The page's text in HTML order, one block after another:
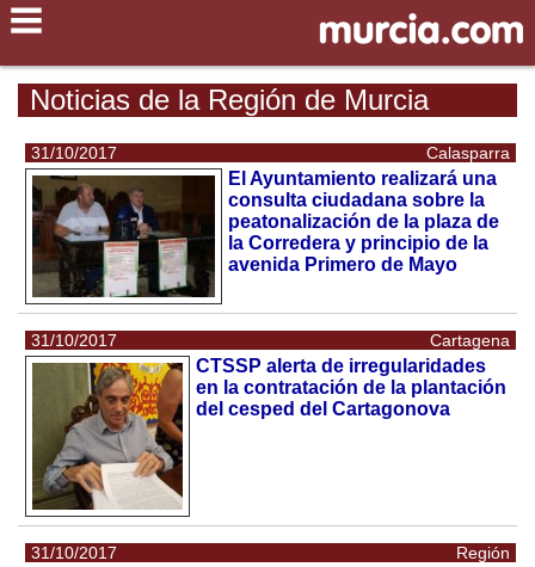
Noticias de la Región de Murcia
31/10/2017 Calasparra
El Ayuntamiento realizará una
consulta ciudadana sobre la
peatonalización de la plaza de
la Corredera y principio de la
avenida Primero de Mayo
31/10/2017 Cartagena
CTSSP alerta de irregularidades
en la contratación de la plantación
del cesped del Cartagonova
31/10/2017 Región